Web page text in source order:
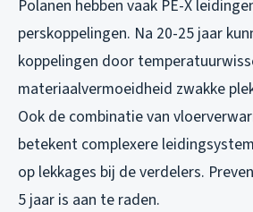
Polanen hebben vaak PE-X
perskoppelingen. Na 20-25 jaar
koppelingen door
materiaalvermoeidheid zwakke
Ook de combinatie van
betekent complexere
op lekkages bij de verdelers.
5 jaar is aan te raden.